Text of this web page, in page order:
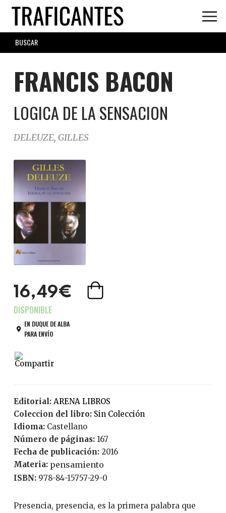
Skip
main
content
SEARCH
FORM
FRANCIS BACON
LOGICA DE LA SENSACION
DELEUZE, GILLES
16,49€
EN DUQUE DE ALBA
PARA ENVÍO
Editorial:
ARENA LIBROS
Coleccion del libro:
Sin Colección
Idioma:
Castellano
Número de páginas: 167
Fecha de publicación:
2016
Materia: pensamiento
ISBN: 978-84-15757-29-0
Presencia, presencia, es la primera palabra que